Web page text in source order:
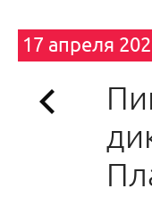
17 апреля